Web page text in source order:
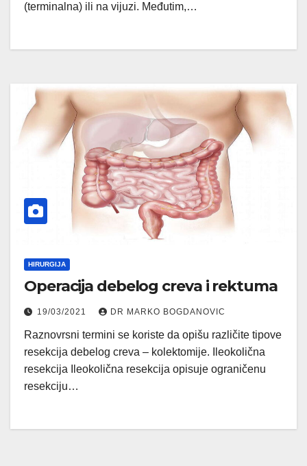
(terminalna) ili na vijuzi. Međutim,…
HIRURGIJA
Operacija debelog creva i rektuma
19/03/2021 DR MARKO BOGDANOVIC
Raznovrsni termini se koriste da opišu različite tipove
resekcija debelog creva – kolektomije. Ileokolična
resekcija Ileokolična resekcija opisuje ograničenu
resekciju…